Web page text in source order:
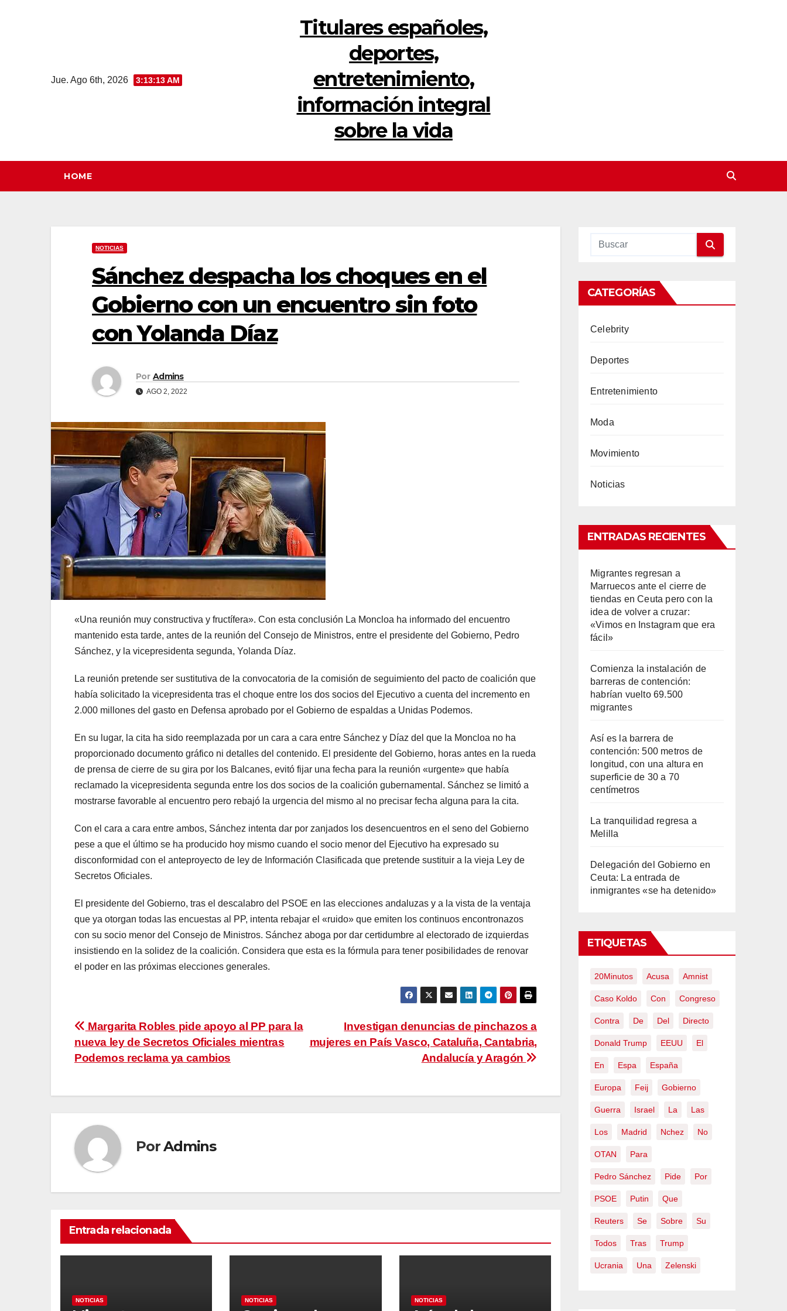
Jue. Ago 6th, 2026 3:13:14 AM
Titulares españoles,
deportes,
entretenimiento,
información integral
sobre la vida
HOME
NOTICIAS
Sánchez despacha los choques en el
Gobierno con un encuentro sin foto
con Yolanda Díaz
Por Admins
AGO 2, 2022
«Una reunión muy constructiva y fructífera». Con esta conclusión La Moncloa ha informado del encuentro
mantenido esta tarde, antes de la reunión del Consejo de Ministros, entre el presidente del Gobierno, Pedro
Sánchez, y la vicepresidenta segunda, Yolanda Díaz.
La reunión pretende ser sustitutiva de la convocatoria de la comisión de seguimiento del pacto de coalición que
había solicitado la vicepresidenta tras el choque entre los dos socios del Ejecutivo a cuenta del incremento en
2.000 millones del gasto en Defensa aprobado por el Gobierno de espaldas a Unidas Podemos.
En su lugar, la cita ha sido reemplazada por un cara a cara entre Sánchez y Díaz del que la Moncloa no ha
proporcionado documento gráfico ni detalles del contenido. El presidente del Gobierno, horas antes en la rueda
de prensa de cierre de su gira por los Balcanes, evitó fijar una fecha para la reunión «urgente» que había
reclamado la vicepresidenta segunda entre los dos socios de la coalición gubernamental. Sánchez se limitó a
mostrarse favorable al encuentro pero rebajó la urgencia del mismo al no precisar fecha alguna para la cita.
Con el cara a cara entre ambos, Sánchez intenta dar por zanjados los desencuentros en el seno del Gobierno
pese a que el último se ha producido hoy mismo cuando el socio menor del Ejecutivo ha expresado su
disconformidad con el anteproyecto de ley de Información Clasificada que pretende sustituir a la vieja Ley de
Secretos Oficiales.
El presidente del Gobierno, tras el descalabro del PSOE en las elecciones andaluzas y a la vista de la ventaja
que ya otorgan todas las encuestas al PP, intenta rebajar el «ruido» que emiten los continuos encontronazos
con su socio menor del Consejo de Ministros. Sánchez aboga por dar certidumbre al electorado de izquierdas
insistiendo en la solidez de la coalición. Considera que esta es la fórmula para tener posibilidades de renovar
el poder en las próximas elecciones generales.
Navegación
de
Investigan denuncias de pinchazos a
mujeres en País Vasco, Cataluña, Cantabria,
Andalucía y Aragón
Margarita Robles pide apoyo al PP para la
nueva ley de Secretos Oficiales mientras
Podemos reclama ya cambios
PorAdmins
Entrada relacionada
NOTICIAS NOTICIAS NOTICIAS
CATEGORÍAS
Celebrity
Deportes
Entretenimiento
Moda
Movimiento
Noticias
ENTRADAS RECIENTES
Migrantes regresan a
Marruecos ante el cierre de
tiendas en Ceuta pero con la
idea de volver a cruzar:
«Vimos en Instagram que era
fácil»
Comienza la instalación de
barreras de contención:
habrían vuelto 69.500
migrantes
Así es la barrera de
contención: 500 metros de
longitud, con una altura en
superficie de 30 a 70
centímetros
La tranquilidad regresa a
Melilla
Delegación del Gobierno en
Ceuta: La entrada de
inmigrantes «se ha detenido»
ETIQUETAS
20Minutos Acusa Amnist
Caso Koldo Con Congreso
Contra De Del Directo
Donald Trump EEUU El
En Espa España
Europa Feij Gobierno
Guerra Israel La Las
Los Madrid Nchez No
OTAN Para
Pedro Sánchez Pide Por
PSOE Putin Que
Reuters Se Sobre Su
Todos Tras Trump
Ucrania Una Zelenski